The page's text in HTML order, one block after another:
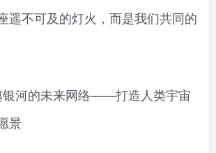
遥不可及的灯火，而是我们共同的
银河的未来网络——打造人类宇宙
景